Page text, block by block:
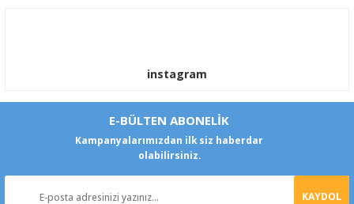
instagram
E-BÜLTEN ABONELİK
Kampanyalarımızdan ilk siz haberdar
olabilirsiniz.
KAYDOL